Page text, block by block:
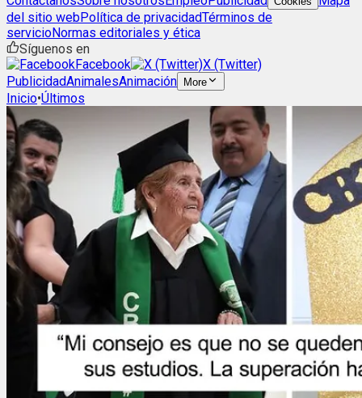
del sitio webPolítica de privacidadTérminos de
servicioNormas editoriales y ética
Síguenos en
Facebook
X (Twitter)
PublicidadAnimalesAnimación More
Inicio•Últimos